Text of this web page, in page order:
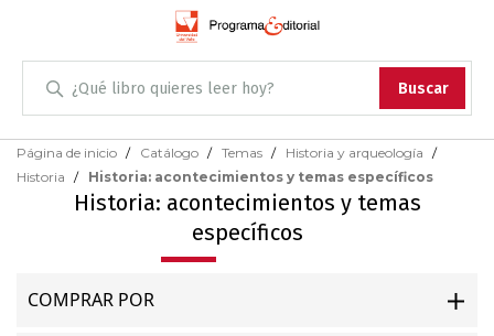
Buscar
Administración
Antropología
Arqueología
Arte
Skip
Página de inicio Catálogo Temas
Historia y arqueología
Historia
Historia: acontecimientos y temas específicos
Historia: acontecimientos y temas
específicos
COMPRAR POR